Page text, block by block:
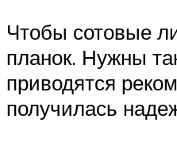
Чтобы сотовые
планок. Нужны
приводятся
получилась